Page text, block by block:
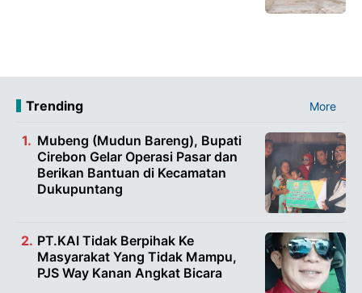
Trending More
Mubeng (Mudun Bareng), Bupati
Cirebon Gelar Operasi Pasar dan
Berikan Bantuan di Kecamatan
Dukupuntang
PT.KAI Tidak Berpihak Ke
Masyarakat Yang Tidak Mampu,
PJS Way Kanan Angkat Bicara